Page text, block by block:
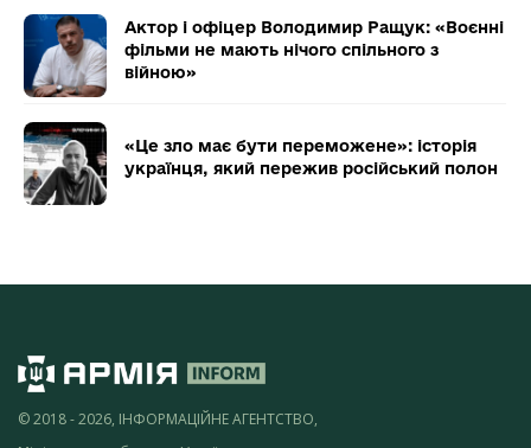
Актор і офіцер Володимир Ращук: «Воєнні
фільми не мають нічого спільного з
війною»
«Це зло має бути переможене»: історія
українця, який пережив російський полон
© 2018 - 2026, ІНФОРМАЦІЙНЕ АГЕНТСТВО,